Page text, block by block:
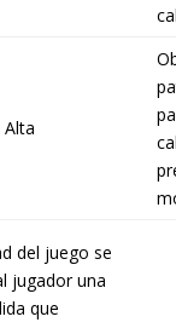
Alta
del juego se
jugador una
que